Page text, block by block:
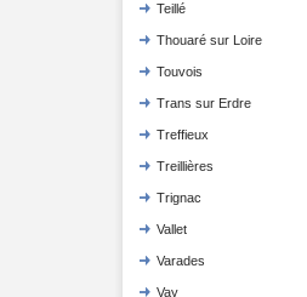
Teillé
Thouaré sur Loire
Touvois
Trans sur Erdre
Treffieux
Treillières
Trignac
Vallet
Varades
Vay